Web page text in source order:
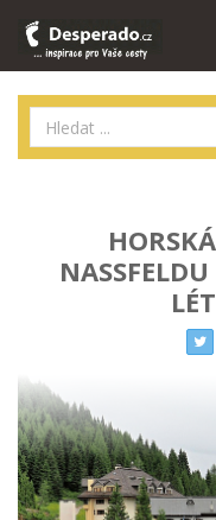
NASSFELDU